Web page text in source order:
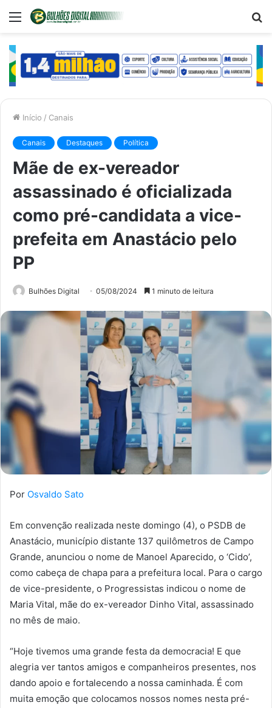
Menu
Início / Canais
Canais Destaques Política
Mãe de ex-vereador
assassinado é oficializada
como pré-candidata a vice-
prefeita em Anastácio pelo
PP
Bulhões Digital 05/08/2024 1 minuto de leitura
Por Osvaldo Sato
Em convenção realizada neste domingo (4), o PSDB de
Anastácio, município distante 137 quilômetros de Campo
Grande, anunciou o nome de Manoel Aparecido, o ‘Cido’,
como cabeça de chapa para a prefeitura local. Para o cargo
de vice-presidente, o Progressistas indicou o nome de
Maria Vital, mãe do ex-vereador Dinho Vital, assassinado
no mês de maio.
“Hoje tivemos uma grande festa da democracia! E que
alegria ver tantos amigos e companheiros presentes, nos
dando apoio e fortalecendo a nossa caminhada. É com
muita emoção que colocamos nossos nomes nesta pré-